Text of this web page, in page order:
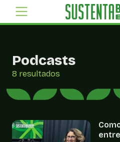
Podcasts
8 resultados